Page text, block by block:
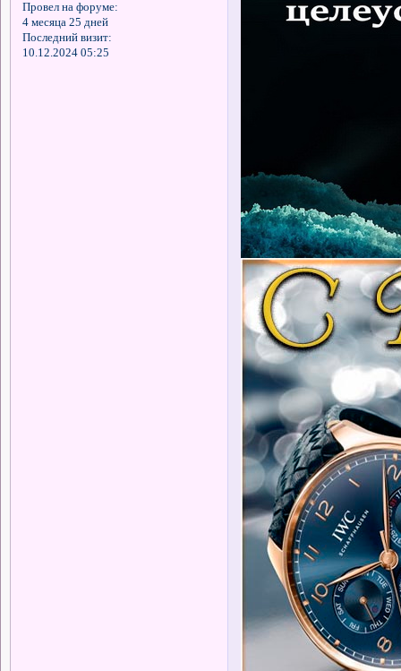
Провел на форуме:
4 месяца 25 дней
Последний визит:
10.12.2024 05:25